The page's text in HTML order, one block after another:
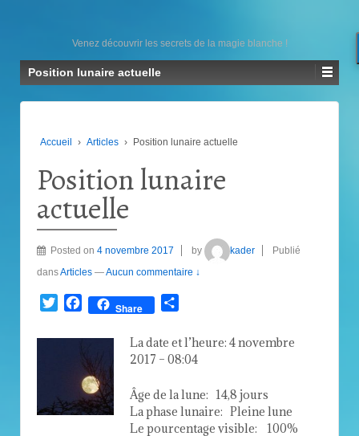
Venez découvrir les secrets de la magie blanche !
Position lunaire actuelle
Accueil › Articles › Position lunaire actuelle
Position lunaire
actuelle
Posted on 4 novembre 2017 by kader
Publié
dansArticles —Aucun commentaire ↓
TwitterFacebook
Share
La date et l’heure: 4 novembre
2017 – 08:04
Âge de la lune: 14,8 jours
La phase lunaire: Pleine lune
Le pourcentage visible: 100%